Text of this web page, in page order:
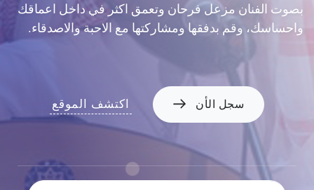
بصوت الفنان مزعل فرحان وتعمق اكثر في داخل اعماقك
واحساسك، وقم بدفقها ومشاركتها مع الاحبة والاصدقاء.
سجل الأن اكتشف الموقع